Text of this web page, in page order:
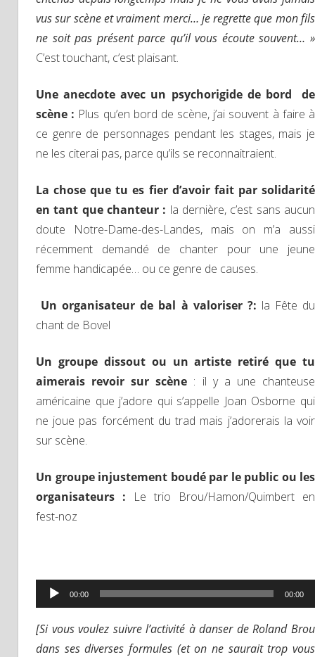
vus sur scène et vraiment merci… je regrette que mon fils
ne soit pas présent parce qu’il vous écoute souvent… »
C’est touchant, c’est plaisant.
Une anecdote avec un psychorigide de bord de
scène : Plus qu’en bord de scène, j’ai souvent à faire à
ce genre de personnages pendant les stages, mais je
ne les citerai pas, parce qu’ils se reconnaitraient.
La chose que tu es fier d’avoir fait par solidarité
en tant que chanteur : la dernière, c’est sans aucun
doute Notre-Dame-des-Landes, mais on m’a aussi
récemment demandé de chanter pour une jeune
femme handicapée… ou ce genre de causes.
Un organisateur de bal à valoriser ?: la Fête du
chant de Bovel
Un groupe dissout ou un artiste retiré que tu
aimerais revoir sur scène : il y a une chanteuse
américaine que j’adore qui s’appelle Joan Osborne qui
ne joue pas forcément du trad mais j’adorerais la voir
sur scène.
Un groupe injustement boudé par le public ou les
organisateurs : Le trio Brou/Hamon/Quimbert en
fest-noz
Lecteur
audio
00:00 00:00
[Si vous voulez suivre l’activité à danser de Roland Brou
dans ses diverses formules (et on ne saurait trop vous